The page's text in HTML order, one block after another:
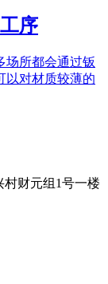
序
场所都会通过钣
以对材质较薄的
财元组1号一楼